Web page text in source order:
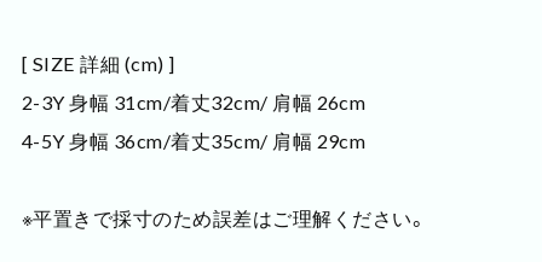
[ SIZE 詳細 (cm) ]
2-3Y 身幅 31cm/着丈32cm/ 肩幅 26cm
4-5Y 身幅 36cm/着丈35cm/ 肩幅 29cm
※平置きで採寸のため誤差はご理解ください。